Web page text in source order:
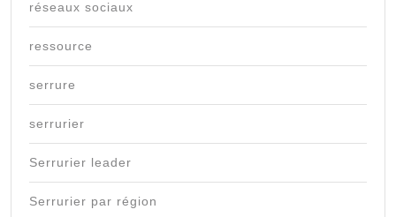
réseaux sociaux
ressource
serrure
serrurier
Serrurier leader
Serrurier par région